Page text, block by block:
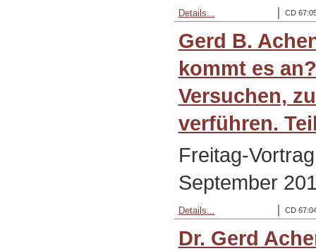
CD
Details...
Gerd B.
kommt es
Versuchen,
verführen.
Freitag-
September
CD
Details...
Dr. Gerd